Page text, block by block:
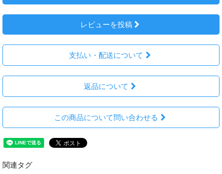
レビューを投稿
支払い・配送について
返品について
この商品について問い合わせる
関連タグ